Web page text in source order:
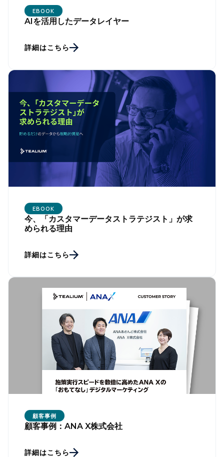
EBOOK
AIを活用したデータレイヤー
詳細はこちら
EBOOK
今、「カスタマーデータストラテジスト」が求
められる理由
詳細はこちら
顧客事例
顧客事例：ANA X株式会社
詳細はこちら